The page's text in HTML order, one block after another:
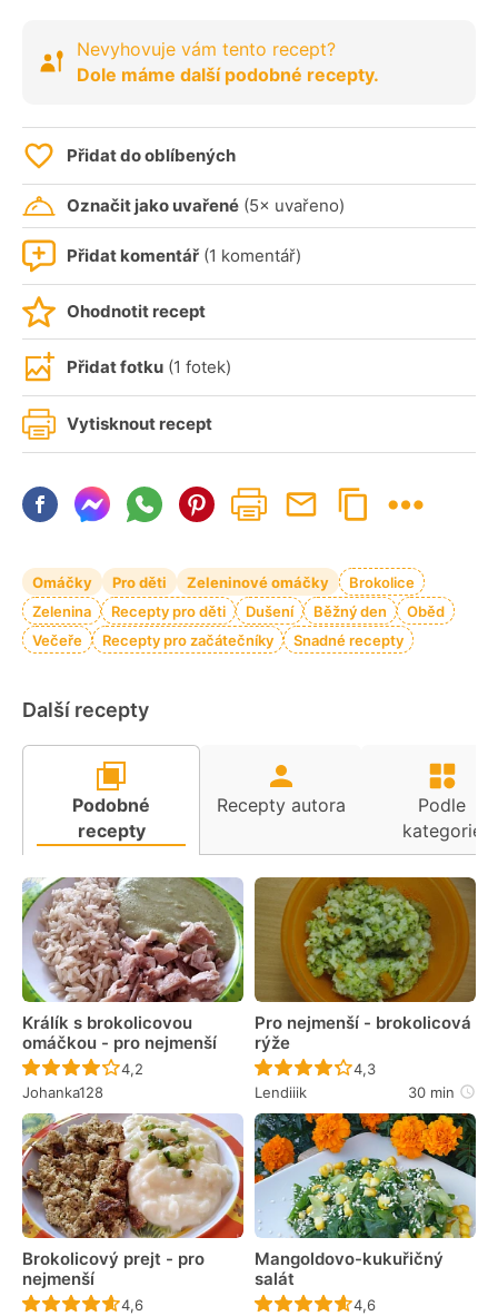
Nevyhovuje vám tento recept?
Dole máme další podobné recepty.
Přidat do oblíbených
Označit jako uvařené (5× uvařeno)
Přidat komentář (1 komentář)
Ohodnotit recept
Přidat fotku (1 fotek)
Vytisknout recept
Omáčky Pro děti Zeleninové omáčky
Brokolice
Zelenina
Recepty pro děti Dušení Běžný den
Oběd
Večeře
Recepty pro začátečníky Snadné recepty
Další recepty
Podobné
recepty
Recepty autora
Podle
kategorie
Králík s brokolicovou
omáčkou - pro nejmenší
Recept ještě nebyl hodnocen
4,2
Johanka128
Pro nejmenší - brokolicová
rýže
Recept ještě nebyl
4,3
Lendiiik
30 min
Brokolicový prejt - pro
nejmenší
Recept ještě nebyl hodnocen
4,6
Mangoldovo-kukuřičný
salát
Recept ještě nebyl
4,6